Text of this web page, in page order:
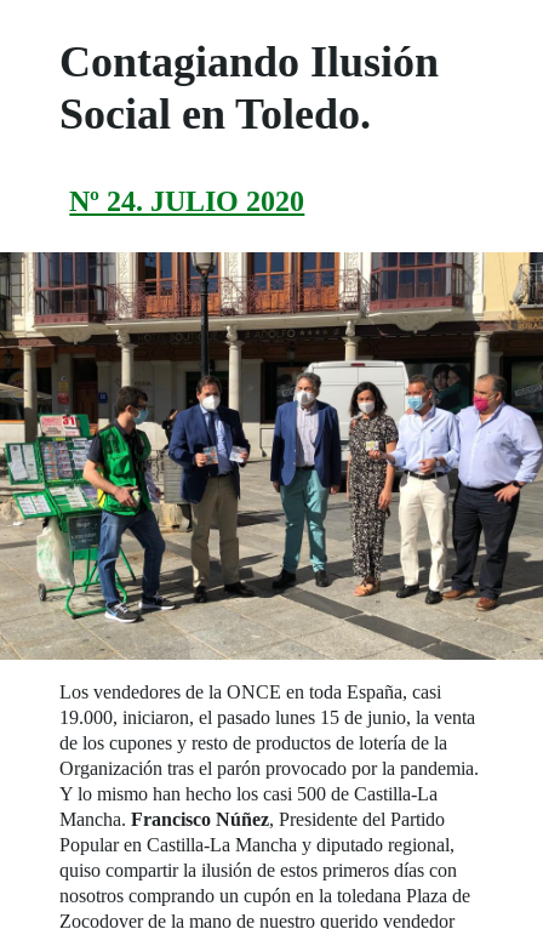
Contagiando Ilusión
Social en Toledo.
Nº 24. JULIO 2020
Los vendedores de la ONCE en toda España, casi
19.000, iniciaron, el pasado lunes 15 de junio, la venta
de los cupones y resto de productos de lotería de la
Organización tras el parón provocado por la pandemia.
Y lo mismo han hecho los casi 500 de Castilla-La
Mancha.Francisco Núñez, Presidente del Partido
Popular en Castilla-La Mancha y diputado regional,
quiso compartir la ilusión de estos primeros días con
nosotros comprando un cupón en la toledana Plaza de
Zocodover de la mano de nuestro querido vendedor